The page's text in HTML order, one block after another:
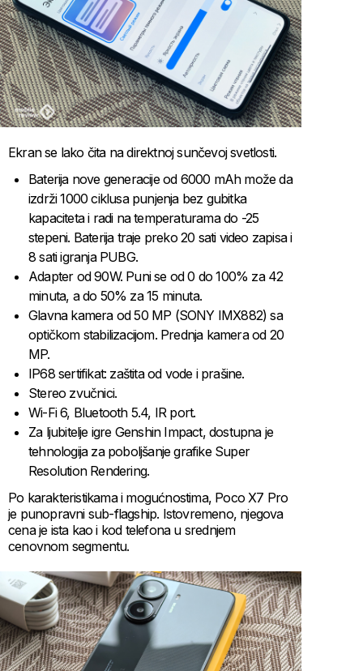
Ekran se lako čita na direktnoj sunčevoj svetlosti.
Baterija nove generacije od 6000 mAh može da
izdrži 1000 ciklusa punjenja bez gubitka
kapaciteta i radi na temperaturama do -25
stepeni. Baterija traje preko 20 sati video zapisa i
8 sati igranja PUBG.
Adapter od 90W. Puni se od 0 do 100% za 42
minuta, a do 50% za 15 minuta.
Glavna kamera od 50 MP (SONY IMX882) sa
optičkom stabilizacijom. Prednja kamera od 20
MP.
IP68 sertifikat: zaštita od vode i prašine.
Stereo zvučnici.
Wi-Fi 6, Bluetooth 5.4, IR port.
Za ljubitelje igre Genshin Impact, dostupna je
tehnologija za poboljšanje grafike Super
Resolution Rendering.
Po karakteristikama i mogućnostima, Poco X7 Pro
je punopravni sub-flagship. Istovremeno, njegova
cena je ista kao i kod telefona u srednjem
cenovnom segmentu.